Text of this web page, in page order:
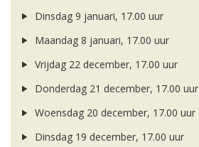
Dinsdag 9 januari, 17.00 uur
Maandag 8 januari, 17.00 uur
Vrijdag 22 december, 17.00 uur
Donderdag 21 december, 17.00 uur
Woensdag 20 december, 17.00 uur
Dinsdag 19 december, 17.00 uur